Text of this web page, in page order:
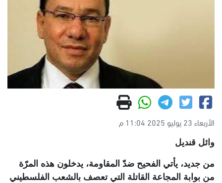
الأربعاء 23 يوليو 2025 11:04 م
وائل قنديل
من جديد، يأتي الفحيح ضدّ المقاومة، يدخلون هذه المرّة
من بوابة المجاعة القاتلة التي تعصف بالشعب الفلسطيني